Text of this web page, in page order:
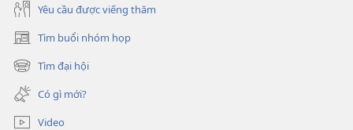
Yêu cầu được viếng thăm
Tìm buổi nhóm họp
(mở
cửa
sổ
mới)
Tìm đại hội
(mở
cửa
sổ
mới)
Có gì mới?
Video